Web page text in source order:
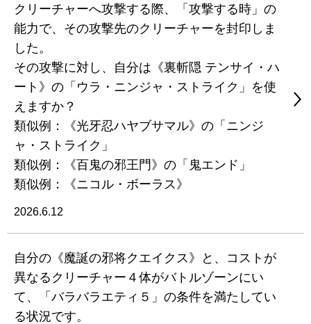
クリーチャーへ攻撃する際、「攻撃する時」の
能力で、その攻撃先のクリーチャーを封印しま
した。
その攻撃に対し、自分は《裏斬隠 テンサイ・ハ
ート》の「ウラ・ニンジャ・ストライク」を使
えますか？
類似例：《光牙忍ハヤブサマル》の「ニンジ
ャ・ストライク」
類似例：《百鬼の邪王門》の「鬼エンド」
類似例：《ニコル・ボーラス》
2026.6.12
自分の《魔誕の邪将クエイクス》と、コストが
異なるクリーチャー４体がバトルゾーンにい
て、「バラバラエティ５」の条件を満たしてい
る状況です。